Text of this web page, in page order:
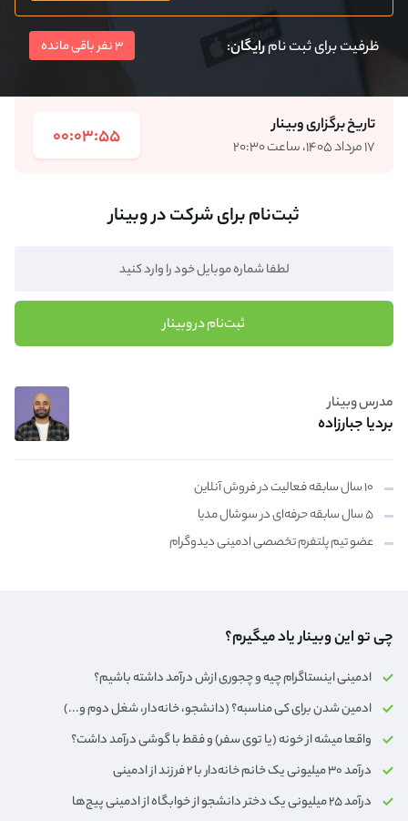
ظرفیت برای ثبت نامرایگان: 3 نفر باقی مانده
تاریخ برگزاری وبینار
۱۷ مرداد ۱۴۰۵، ساعت ۲۰:۳۰ 00:03:55
ثبت‌نام برای شرکت در وبینار
ثبت‌نام در وبینار
مدرس وبینار
بردیا جبارزاده
۱۰ سال سابقه فعالیت در فروش آنلاین
۵ سال سابقه حرفه‌ای در سوشال مدیا
عضو تیم پلتفرم تخصصی ادمینی دیدوگرام
چی تو این وبینار یاد میگیرم؟
ادمینی اینستاگرام چیه و چجوری ازش درآمد داشته باشیم؟
ادمین شدن برای کی مناسبه؟ (دانشجو، خانه‌دار،‌ شغل دوم و...)
واقعا میشه از خونه (یا توی سفر) و فقط با گوشی درآمد داشت؟
درآمد ۳۰ میلیونی یک خانم خانه‌دار با ۲ فرزند از ادمینی
درآمد ۲۵ میلیونی یک دختر دانشجو از خوابگاه از ادمینی پیج‌ها